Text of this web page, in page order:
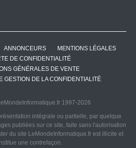
ANNONCEURS
MENTIONS LÉGALES
DE CONFIDENTIALITÉ
GÉNÉRALES DE VENTE
GESTION DE LA CONFIDENTIALITÉ
1997-2026
intégrale ou partielle, par quelque
publiées sur ce site, faite sans l'autorisation
du site LeMondeInformatique.fr est illicite et
une contrefaçon.